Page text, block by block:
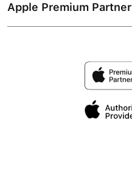
Apple Premium Partner